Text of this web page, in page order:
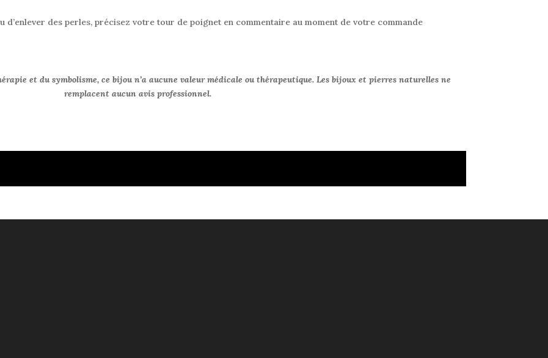
d’enlever des perles, précisez votre tour de poignet en commentaire au moment de votre commande
et du symbolisme, ce bijou n’a aucune valeur médicale ou thérapeutique. Les bijoux et pierres naturelles ne
remplacent aucun avis professionnel.